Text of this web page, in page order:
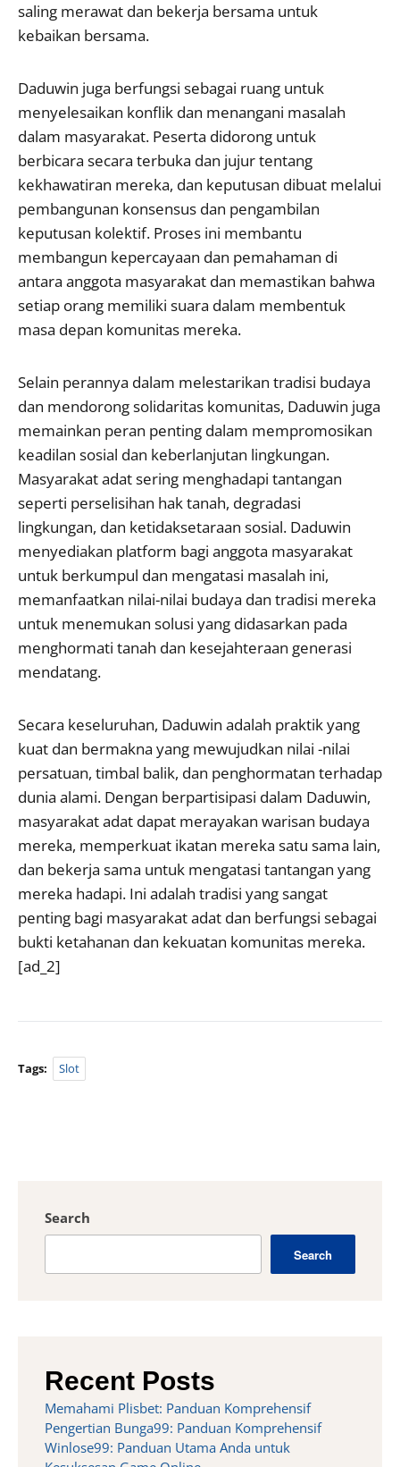
saling merawat dan bekerja bersama untuk
kebaikan bersama.
Daduwin juga berfungsi sebagai ruang untuk
menyelesaikan konflik dan menangani masalah
dalam masyarakat. Peserta didorong untuk
berbicara secara terbuka dan jujur ​​tentang
kekhawatiran mereka, dan keputusan dibuat melalui
pembangunan konsensus dan pengambilan
keputusan kolektif. Proses ini membantu
membangun kepercayaan dan pemahaman di
antara anggota masyarakat dan memastikan bahwa
setiap orang memiliki suara dalam membentuk
masa depan komunitas mereka.
Selain perannya dalam melestarikan tradisi budaya
dan mendorong solidaritas komunitas, Daduwin juga
memainkan peran penting dalam mempromosikan
keadilan sosial dan keberlanjutan lingkungan.
Masyarakat adat sering menghadapi tantangan
seperti perselisihan hak tanah, degradasi
lingkungan, dan ketidaksetaraan sosial. Daduwin
menyediakan platform bagi anggota masyarakat
untuk berkumpul dan mengatasi masalah ini,
memanfaatkan nilai-nilai budaya dan tradisi mereka
untuk menemukan solusi yang didasarkan pada
menghormati tanah dan kesejahteraan generasi
mendatang.
Secara keseluruhan, Daduwin adalah praktik yang
kuat dan bermakna yang mewujudkan nilai -nilai
persatuan, timbal balik, dan penghormatan terhadap
dunia alami. Dengan berpartisipasi dalam Daduwin,
masyarakat adat dapat merayakan warisan budaya
mereka, memperkuat ikatan mereka satu sama lain,
dan bekerja sama untuk mengatasi tantangan yang
mereka hadapi. Ini adalah tradisi yang sangat
penting bagi masyarakat adat dan berfungsi sebagai
bukti ketahanan dan kekuatan komunitas mereka.
[ad_2]
Tags: Slot
Search
Search
Recent Posts
Memahami Plisbet: Panduan Komprehensif
Pengertian Bunga99: Panduan Komprehensif
Winlose99: Panduan Utama Anda untuk